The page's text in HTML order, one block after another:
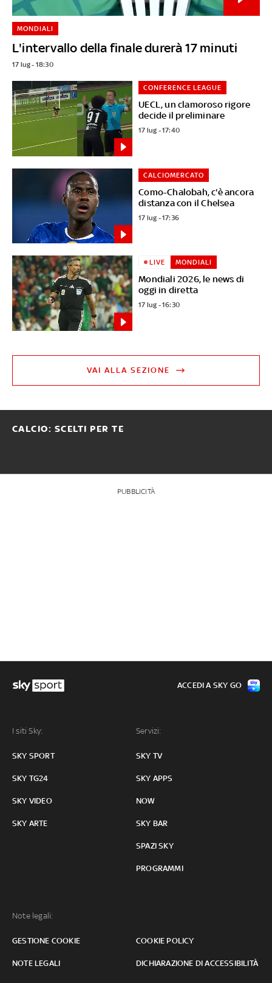
L'intervallo della finale durerà 17 minuti
MONDIALI
17 lug - 18:30
UECL, un clamoroso rigore
decide il preliminare
CONFERENCE LEAGUE
17 lug - 17:40
Como-Chalobah, c'è ancora
distanza con il Chelsea
CALCIOMERCATO
17 lug - 17:36
Mondiali 2026, le news di
oggi in diretta
LIVE MONDIALI
17 lug - 16:30
VAI ALLA SEZIONE
CALCIO: SCELTI PER TE
PUBBLICITÀ
I siti Sky:
SKY SPORT
SKY TG24
SKY VIDEO
SKY ARTE
Servizi:
SKY TV
SKY APPS
NOW
SKY BAR
SPAZI SKY
PROGRAMMI
Note legali:
GESTIONE COOKIE COOKIE POLICY
NOTE LEGALI DICHIARAZIONE DI ACCESSIBILITÀ
ACCEDI A SKY GO